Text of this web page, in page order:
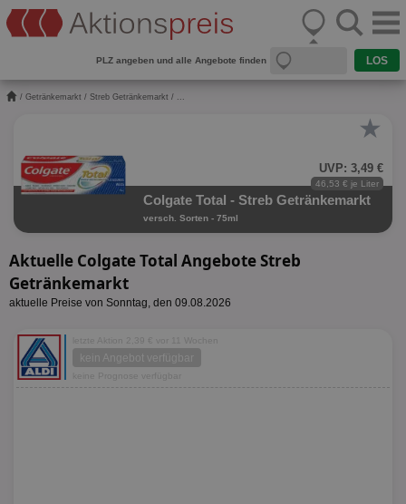
PLZ angeben und alle Angebote finden
/ Getränkemarkt / Streb Getränkemarkt / ...
★
UVP: 3,49 €
46,53 € je Liter
Colgate Total - Streb Getränkemarkt
versch. Sorten - 75ml
Aktuelle Colgate Total Angebote Streb
Getränkemarkt
aktuelle Preise von Sonntag, den 09.08.2026
letzte Aktion 2,39 € vor 11 Wochen
kein Angebot verfügbar
keine Prognose verfügbar